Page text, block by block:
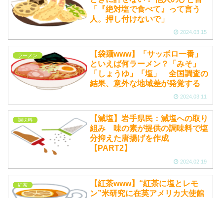
「『絶対塩で食べて』って言う
人。押し付けないで」
2024.03.15
ラーメン
【袋麺www】「サッポロ一番」
といえば何ラーメン？「みそ」
「しょうゆ」「塩」 全国調査の
結果、意外な地域差が発覚する
2024.03.11
調味料
【減塩】岩手県民：減塩への取り
組み 味の素が提供の調味料で塩
分抑えた唐揚げを作成
【PART2】
2024.02.19
紅茶
【紅茶www】“紅茶に塩とレモ
ン”米研究に在英アメリカ大使館